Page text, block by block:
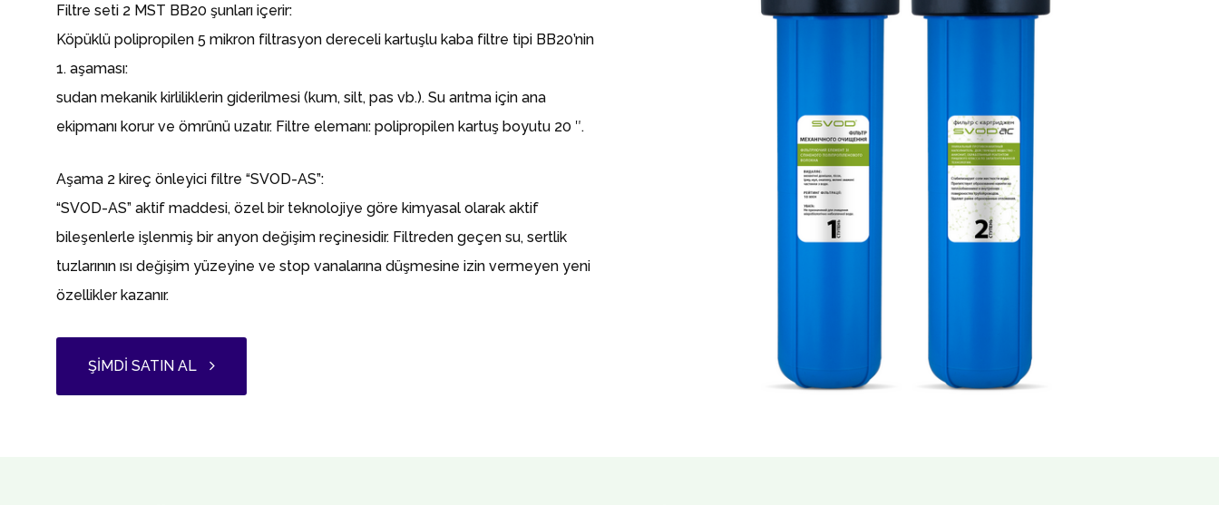
Filtre seti 2 MST BB20 şunları içerir:
Köpüklü polipropilen 5 mikron filtrasyon dereceli kartuşlu kaba filtre tipi BB20’nin
1. aşaması:
sudan mekanik kirliliklerin giderilmesi (kum, silt, pas vb.). Su arıtma için ana
ekipmanı korur ve ömrünü uzatır. Filtre elemanı: polipropilen kartuş boyutu 20 ″.
Aşama 2 kireç önleyici filtre “SVOD-AS”:
“SVOD-AS” aktif maddesi, özel bir teknolojiye göre kimyasal olarak aktif
bileşenlerle işlenmiş bir anyon değişim reçinesidir. Filtreden geçen su, sertlik
tuzlarının ısı değişim yüzeyine ve stop vanalarına düşmesine izin vermeyen yeni
özellikler kazanır.
ŞIMDI SATIN AL